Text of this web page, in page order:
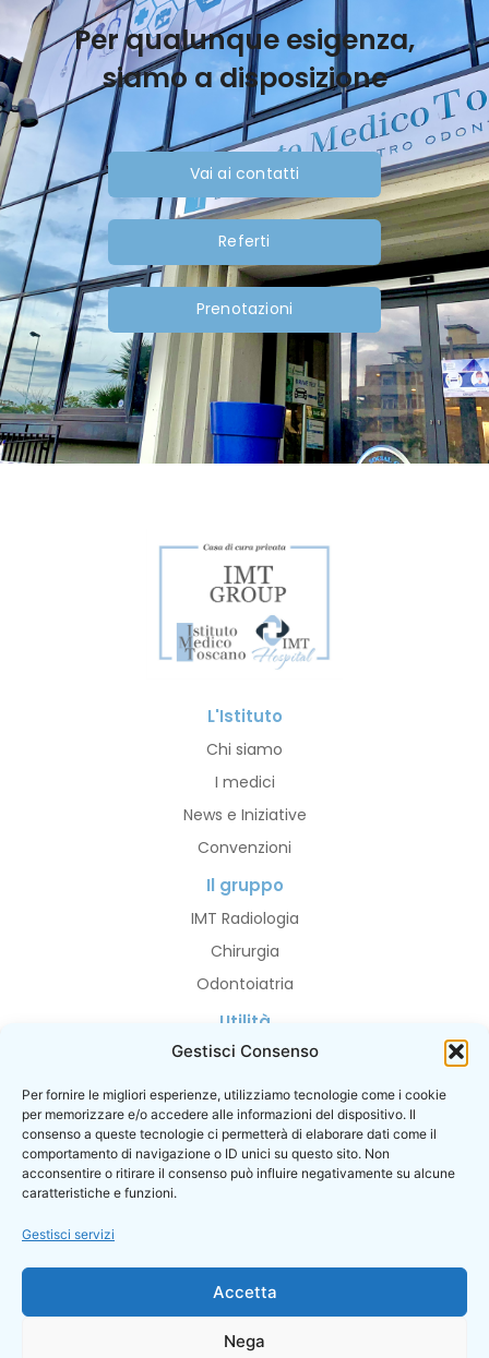
Gestisci Consenso
Per fornire le migliori esperienze, utilizziamo tecnologie come i cookie
per memorizzare e/o accedere alle informazioni del dispositivo. Il
consenso a queste tecnologie ci permetterà di elaborare dati come il
comportamento di navigazione o ID unici su questo sito. Non
acconsentire o ritirare il consenso può influire negativamente su alcune
caratteristiche e funzioni.
Gestisci servizi
Accetta
Nega
Per qualunque esigenza,
siamo a disposizione
Vai ai contatti
Referti
Prenotazioni
L'Istituto
Chi siamo
I medici
News e Iniziative
Convenzioni
Il gruppo
IMT Radiologia
Chirurgia
Odontoiatria
Utilità
Privacy Policy
Cookie Policy
I contatti
Prenotazioni
POLIZZA ASSICURATIVA PER RESPONSABILITA’ CIVILE VERSO TERZI
SARA ASSICURAZIONI N. 50 46379ZV Sara Assicurazioni
MASSIMALE: 5.000.000,00 EURO